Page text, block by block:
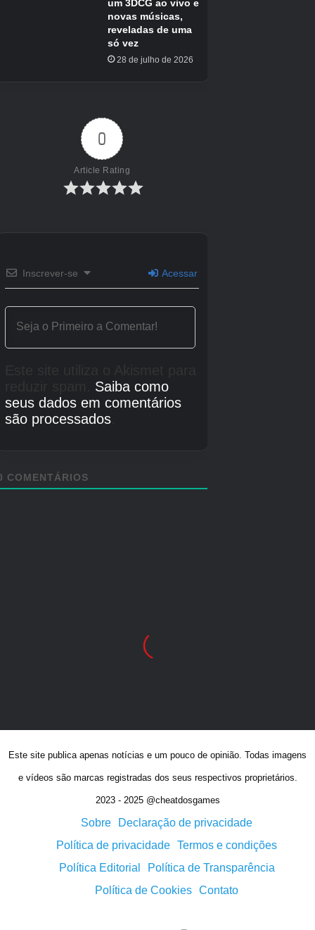
Este site publica apenas notícias e um pouco de opinião. Todas imagens
e vídeos são marcas registradas dos seus respectivos proprietários.
2023 - 2025 @cheatdosgames
Sobre
Declaração de privacidade
Política de privacidade Termos e condições
Política Editorial
Política de Transparência
Política de Cookies Contato